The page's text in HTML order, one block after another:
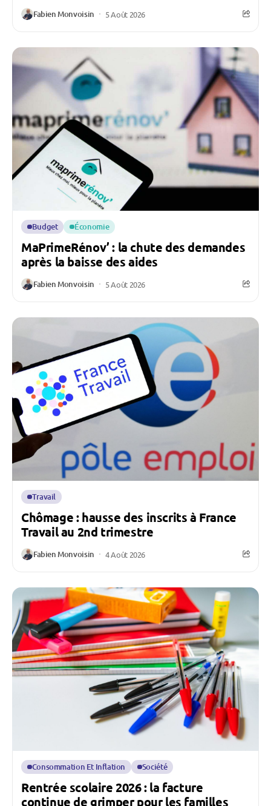
Fabien Monvoisin 5 Août 2026
Budget Économie
MaPrimeRénov’ : la chute des demandes
après la baisse des aides
Fabien Monvoisin 5 Août 2026
Travail
Chômage : hausse des inscrits à France
Travail au 2nd trimestre
Fabien Monvoisin 4 Août 2026
Consommation Et Inflation Société
Rentrée scolaire 2026 : la facture
continue de grimper pour les familles